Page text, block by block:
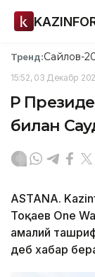
Тренд:Сайлов-
15:52, 03 Декабр
ҚР
билан
ASTANA.
Тоқаев One
амалий
деб хабар